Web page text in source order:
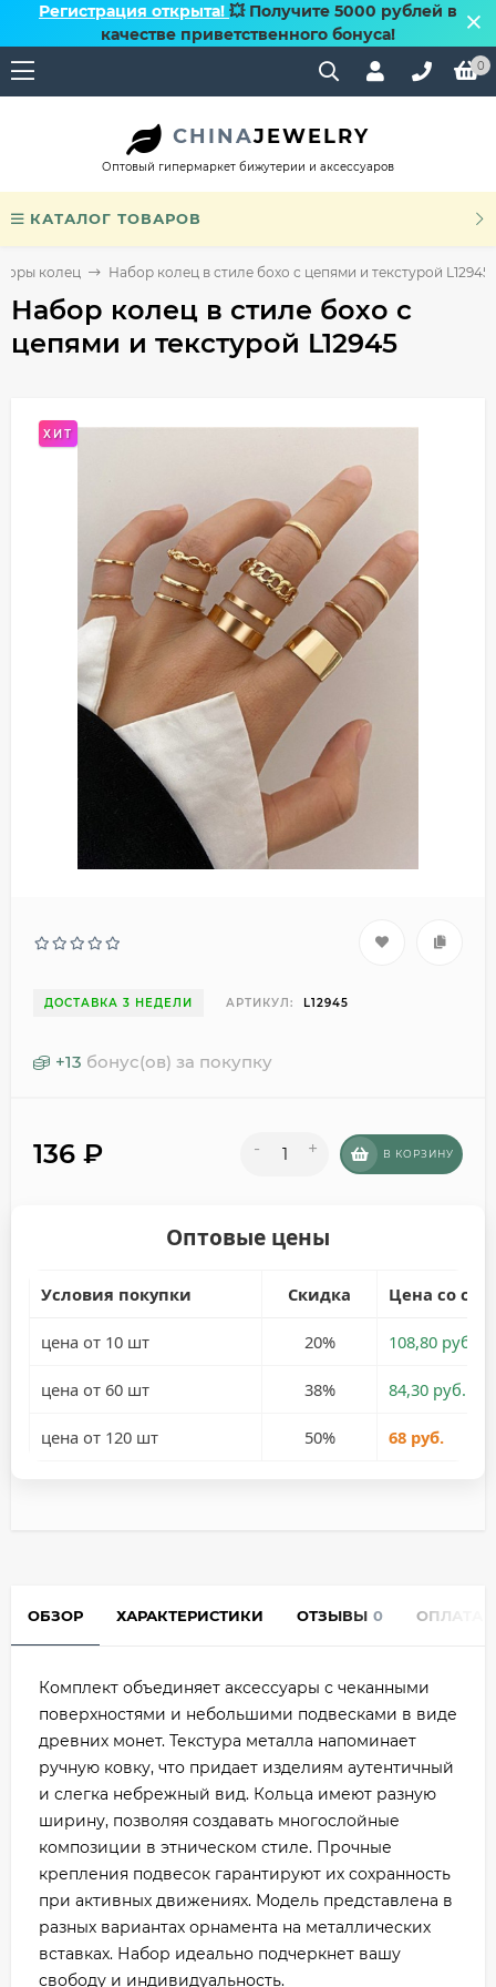
Регистрация открыта! 💥 Получите 5000 рублей в
качестве приветственного бонуса!
0
CHINAJEWELRY
Оптовый гипермаркет бижутерии и аксессуаров
КАТАЛОГ ТОВАРОВ
колец Набор колец в стиле бохо с цепями и текстурой L12945
Набор колец в стиле бохо с
цепями и текстурой L12945
ХИТ
ДОСТАВКА 3 НЕДЕЛИ АРТИКУЛ: L12945
+13 бонус(ов) за покупку
136 ₽ - + В КОРЗИНУ
Оптовые цены
Условия покупки Скидка Цена со
цена от 10 шт 20% 108,80 руб.
цена от 60 шт 38% 84,30 руб.
цена от 120 шт 50% 68 руб.
ОБЗОР ХАРАКТЕРИСТИКИ ОТЗЫВЫ 0 ОПЛАТА
Комплект объединяет аксессуары с чеканными
поверхностями и небольшими подвесками в виде
древних монет. Текстура металла напоминает
ручную ковку, что придает изделиям аутентичный
и слегка небрежный вид. Кольца имеют разную
ширину, позволяя создавать многослойные
композиции в этническом стиле. Прочные
крепления подвесок гарантируют их сохранность
при активных движениях. Модель представлена в
разных вариантах орнамента на металлических
вставках. Набор идеально подчеркнет вашу
свободу и индивидуальность.